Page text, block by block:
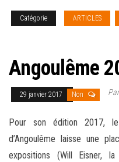
Catégorie ARTICLES
Angoulême
29 janvier 2017 Non
Pour son édition 2017,
d’Angoulême laisse une
expositions (Will Eisner,